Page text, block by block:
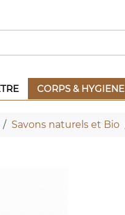
CORPS & HYGIENE
Savons naturels et Bio